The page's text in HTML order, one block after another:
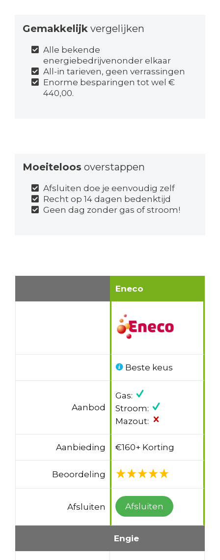
Gemakkelijk vergelijken
Alle bekende
energiebedrijvenonder elkaar
All-in tarieven, geen verrassingen
Enorme besparingen tot wel €
440,00.
Moeiteloos overstappen
Afsluiten doe je eenvoudig zelf
Recht op 14 dagen bedenktijd
Geen dag zonder gas of stroom!
Eneco
Beste keus
Aanbod
Gas:
Stroom:
Mazout:
Aanbieding €160+ Korting
Beoordeling
Afsluiten Afsluiten
Engie